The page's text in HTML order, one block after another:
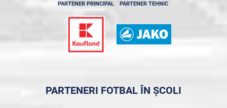
PARTENER PRINCIPAL PARTENER TEHNIC
PARTENERI FOTBAL ÎN ȘCOLI